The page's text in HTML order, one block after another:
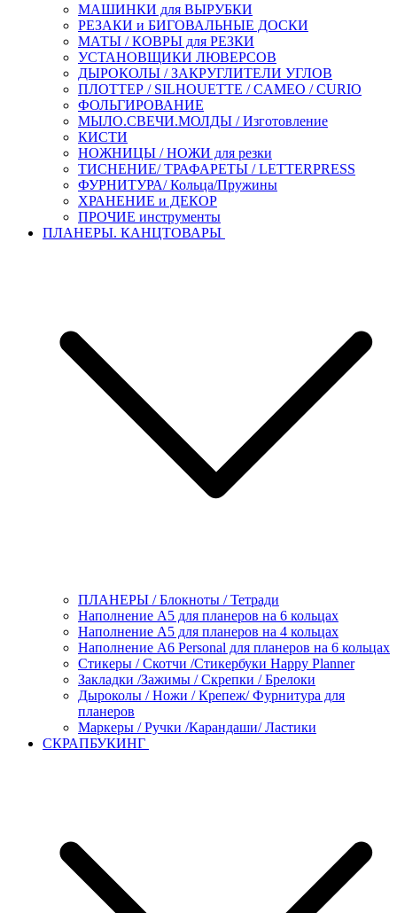
МАШИНКИ для ВЫРУБКИ
РЕЗАКИ и БИГОВАЛЬНЫЕ ДОСКИ
МАТЫ / КОВРЫ для РЕЗКИ
УСТАНОВЩИКИ ЛЮВЕРСОВ
ДЫРОКОЛЫ / ЗАКРУГЛИТЕЛИ УГЛОВ
ПЛОТТЕР / SILHOUETTE / CAMEO / CURIO
ФОЛЬГИРОВАНИЕ
МЫЛО.СВЕЧИ.МОЛДЫ / Изготовление
КИСТИ
НОЖНИЦЫ / НОЖИ для резки
ТИСНЕНИЕ/ ТРАФАРЕТЫ / LETTERPRESS
ФУРНИТУРА/ Кольца/Пружины
ХРАНЕНИЕ и ДЕКОР
ПРОЧИЕ инструменты
ПЛАНЕРЫ. КАНЦТОВАРЫ
ПЛАНЕРЫ / Блокноты / Тетради
Наполнение А5 для планеров на 6 кольцах
Наполнение А5 для планеров на 4 кольцах
Наполнение А6 Personal для планеров на 6 кольцах
Стикеры / Скотчи /Стикербуки Happy Planner
Закладки /Зажимы / Скрепки / Брелоки
Дыроколы / Ножи / Крепеж/ Фурнитура для
планеров
Маркеры / Ручки /Карандаши/ Ластики
СКРАПБУКИНГ